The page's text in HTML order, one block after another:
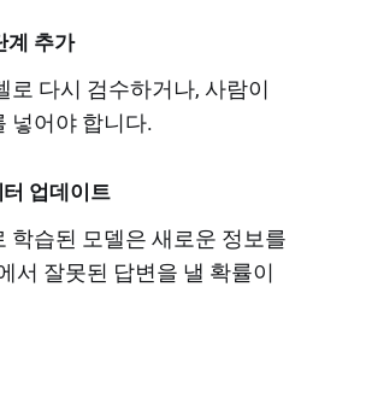
계 추가
로 다시 검수하거나, 사람이
넣어야 합니다.
업데이트
학습된 모델은 새로운 정보를
서 잘못된 답변을 낼 확률이